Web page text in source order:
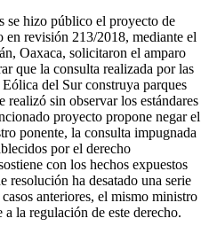
se hizo público el proyecto de
en revisión 213/2018, mediante el
Oaxaca, solicitaron el amparo
que la consulta realizada por las
del Sur construya parques
realizó sin observar los estándares
proyecto propone negar el
ponente, la consulta impugnada
por el derecho
con los hechos expuestos
resolución ha desatado una serie
anteriores, el mismo ministro
la regulación de este derecho.